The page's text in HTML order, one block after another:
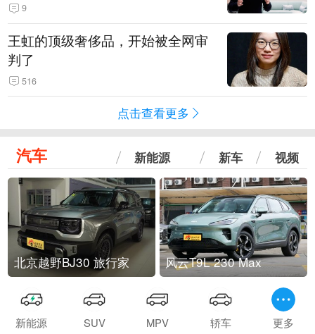
9
王虹的顶级奢侈品，开始被全网审
判了
516
点击查看更多
汽车 新能源 新车 视频
北京越野BJ30 旅行家 风云T9L 230 Max
新能源 SUV MPV 轿车 更多